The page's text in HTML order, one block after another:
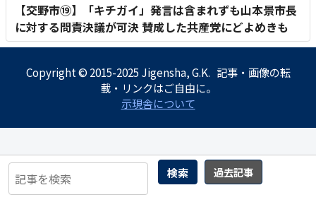
検索 過去記事
【交野市⑲】「キチガイ」発言は含まれずも山本景市長
に対する問責決議が可決 賛成した共産党にどよめきも
Copyright © 2015-2025 Jigensha, G.K. 記事・画像の転
載・リンクはご自由に。
示現舎について